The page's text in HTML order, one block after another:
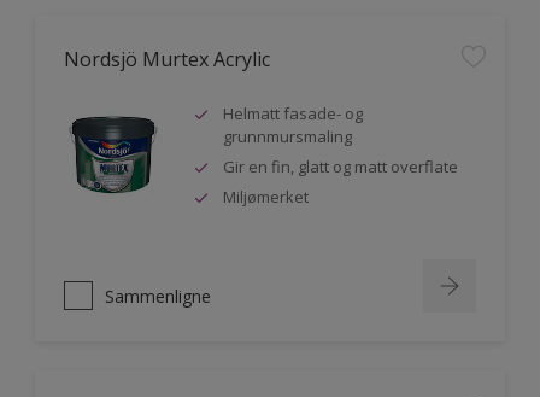
Nordsjö Murtex Acrylic
Helmatt fasade- og
grunnmursmaling
Gir en fin, glatt og matt overflate
Miljømerket
Sammenligne